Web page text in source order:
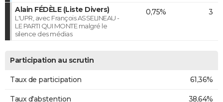
Alain FÉDÈLE (Liste Divers)
L'UPR, avec François ASSELINEAU -
LE PARTI QUI MONTE malgré le
silence des médias
0,75% 3
Participation au scrutin
Taux de participation 61,36%
Taux d'abstention 38,64%